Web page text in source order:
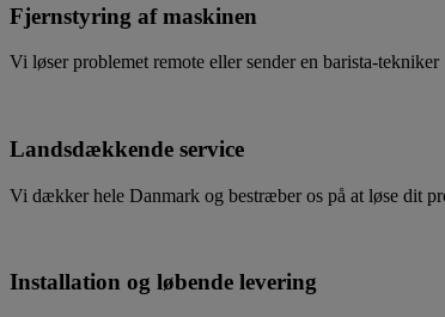
Fjernstyring af maskinen
Vi løser problemet remote eller sender en barista-tekniker
Landsdækkende service
Vi dækker hele Danmark og bestræber os på at løse dit
Installation og løbende levering